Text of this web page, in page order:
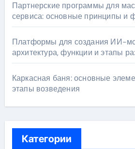
Партнерские программы для
сервиса: основные принципы и
Платформы для создания ИИ-
архитектура, функции и этапы
Каркасная баня: основные
этапы возведения
Категории